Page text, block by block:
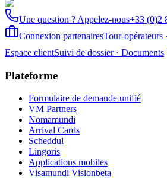
Une question ? Appelez-nous+33 (0)2
Connexion partenairesTour-opérateurs
Espace clientSuivi de dossier · Documents
Plateforme
Formulaire de demande unifié
VM Partners
Nomamundi
Arrival Cards
Scheddul
Lingoris
Applications mobiles
Visamundi Visionbeta